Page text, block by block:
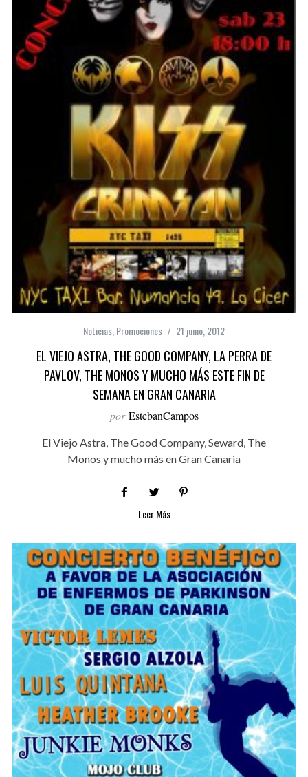
Noticias,Promociones 21 junio, 2012
EL VIEJO ASTRA, THE GOOD COMPANY, LA PERRA DE
PAVLOV, THE MONOS Y MUCHO MÁS ESTE FIN DE
SEMANA EN GRAN CANARIA
por EstebanCampos
El Viejo Astra, The Good Company, Seward, The
Monos y mucho más en Gran Canaria
Leer Más